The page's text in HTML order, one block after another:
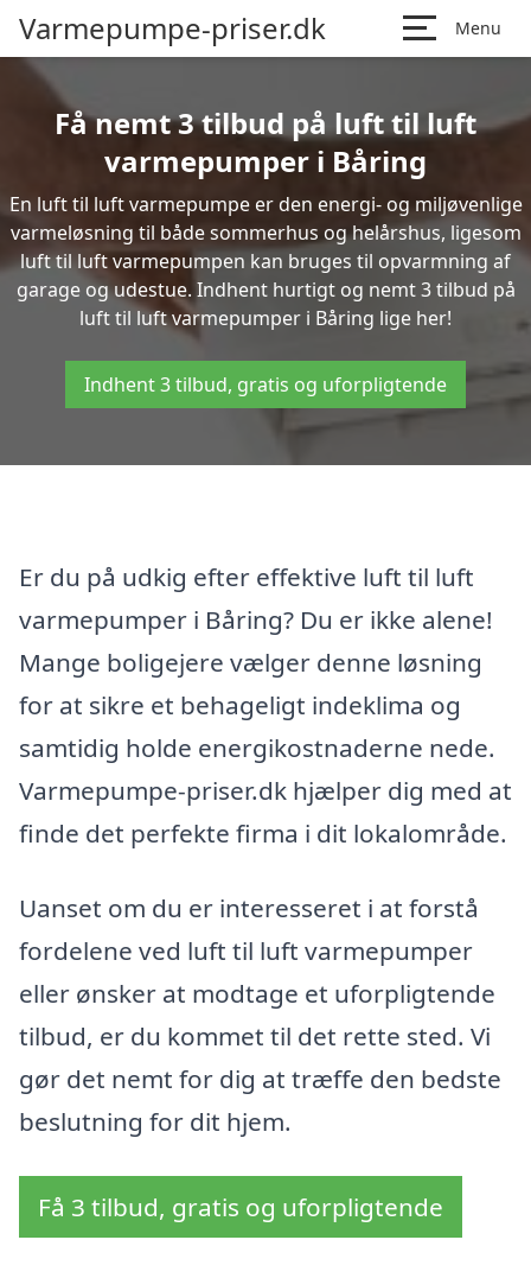
Varmepumpe-priser.dk Menu
Få nemt 3 tilbud på luft til luft
varmepumper i Båring
En luft til luft varmepumpe er den energi- og miljøvenlige
varmeløsning til både sommerhus og helårshus, ligesom
luft til luft varmepumpen kan bruges til opvarmning af
garage og udestue. Indhent hurtigt og nemt 3 tilbud på
luft til luft varmepumper i Båring lige her!
Indhent 3 tilbud, gratis og uforpligtende
Er du på udkig efter effektive luft til luft
varmepumper i Båring? Du er ikke alene!
Mange boligejere vælger denne løsning
for at sikre et behageligt indeklima og
samtidig holde energikostnaderne nede.
Varmepumpe-priser.dk hjælper dig med at
finde det perfekte firma i dit lokalområde.
Uanset om du er interesseret i at forstå
fordelene ved luft til luft varmepumper
eller ønsker at modtage et uforpligtende
tilbud, er du kommet til det rette sted. Vi
gør det nemt for dig at træffe den bedste
beslutning for dit hjem.
Få 3 tilbud, gratis og uforpligtende